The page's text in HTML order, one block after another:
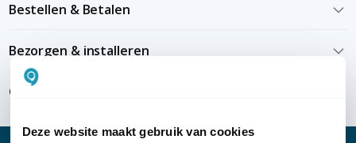
Deze website maakt gebruik van cookies
Bestellen & Betalen
Bezorgen & installeren
Over KommaGo